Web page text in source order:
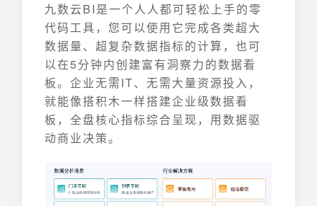
九数云BI是一个人人都可轻松上手的零
代码工具，您可以使用它完成各类超大
数据量、超复杂数据指标的计算，也可
以在5分钟内创建富有洞察力的数据看
板。企业无需IT、无需大量资源投入，
就能像搭积木一样搭建企业级数据看
板，全盘核心指标综合呈现，用数据驱
动商业决策。